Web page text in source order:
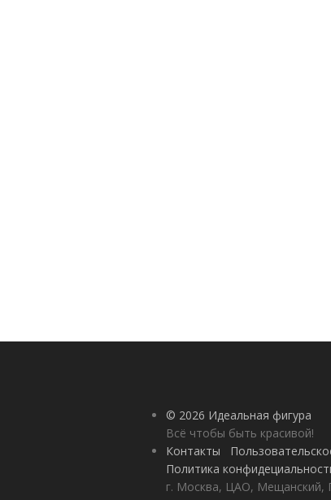
© 2026 Идеальная фигура
Всё чтобы быть красивой!
Контакты
Политика
г. Москва, ЦАО, Мещанский,